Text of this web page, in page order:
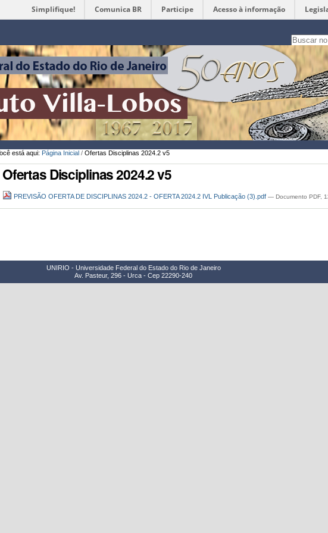
Simplifique! Comunica BR Participe Acesso à informação
Busca
apenas
Busca
Avançada…
está aqui: Página Inicial / Ofertas Disciplinas 2024.2 v5
Ofertas Disciplinas 2024.2 v5
PREVISÃO OFERTA DE DISCIPLINAS 2024.2 - OFERTA 2024.2 IVL Publicação (3).pdf — Documento PDF,
UNIRIO - Universidade Federal do Estado do Rio de Janeiro
Av. Pasteur, 296 - Urca - Cep 22290-240